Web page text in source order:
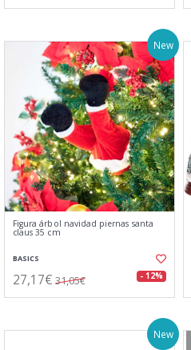
New
Figura árbol navidad piernas santa
claus 35 cm
BASICS
27,17€ 31,05€ - 12%
New